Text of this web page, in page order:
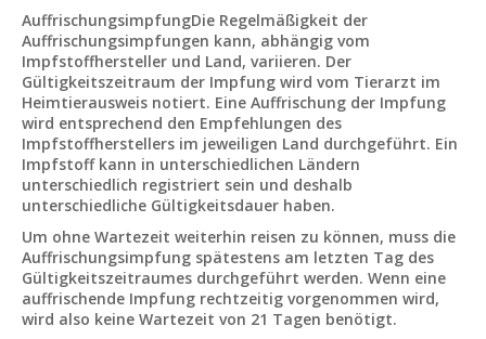
AuffrischungsimpfungDie Regelmäßigkeit der
Auffrischungsimpfungen kann, abhängig vom
Impfstoffhersteller und Land, variieren. Der
Gültigkeitszeitraum der Impfung wird vom Tierarzt im
Heimtierausweis notiert. Eine Auffrischung der Impfung
wird entsprechend den Empfehlungen des
Impfstoffherstellers im jeweiligen Land durchgeführt. Ein
Impfstoff kann in unterschiedlichen Ländern
unterschiedlich registriert sein und deshalb
unterschiedliche Gültigkeitsdauer haben.
Um ohne Wartezeit weiterhin reisen zu können, muss die
Auffrischungsimpfung spätestens am letzten Tag des
Gültigkeitszeitraumes durchgeführt werden. Wenn eine
auffrischende Impfung rechtzeitig vorgenommen wird,
wird also keine Wartezeit von 21 Tagen benötigt.